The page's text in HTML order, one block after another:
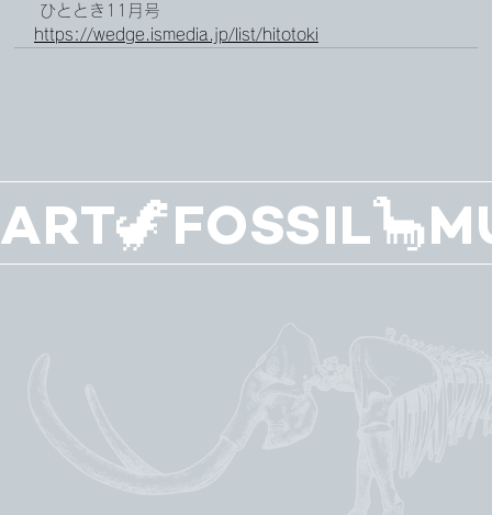
ひととき11月号
https://wedge.ismedia.jp/list/hitotoki